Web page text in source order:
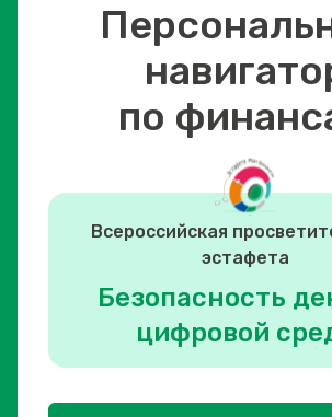
по
Всероссийская
эстафета
Безопасность
цифровой